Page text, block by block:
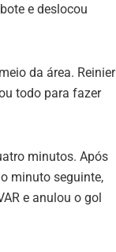
e deslocou
da área. Reinier
todo para fazer
minutos. Após
minuto seguinte,
e anulou o gol